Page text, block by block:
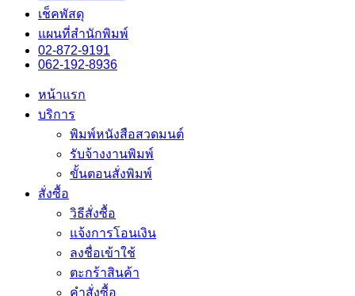
เช็คพัสดุ
แผนที่สำนักพิมพ์
02-872-9191
062-192-8936
หน้าแรก
บริการ
พิมพ์หนังสือสวดมนต์
รับจ้างงานพิมพ์
ขั้นตอนสั่งพิมพ์
สั่งซื้อ
วิธีสั่งซื้อ
แจ้งการโอนเงิน
ลงชื่อเข้าใช้
ตะกร้าสินค้า
คำสั่งซื้อ